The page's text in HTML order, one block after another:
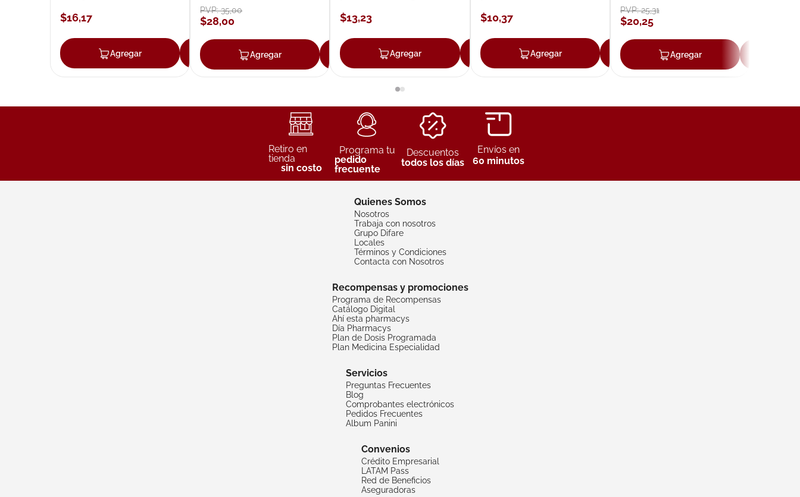
$16,17
Agregar Agregar
loción 59 ml
PVP:35,00
$28,00
Agregar Agregar
$13,23
Agregar Agregar
$10,37
Agregar Agregar
PVP:25,31
$20,25
Agregar
Retiro en
tienda
sin costo
Programa tu
pedido
frecuente
Descuentos
todos los días
Envíos en
60 minutos
Quienes Somos
Nosotros
Trabaja con nosotros
Grupo Difare
Locales
Términos y Condiciones
Contacta con Nosotros
Recompensas y promociones
Programa de Recompensas
Catálogo Digital
Ahí esta pharmacys
Día Pharmacys
Plan de Dosis Programada
Plan Medicina Especialidad
Servicios
Preguntas Frecuentes
Blog
Comprobantes electrónicos
Pedidos Frecuentes
Album Panini
Convenios
Crédito Empresarial
LATAM Pass
Red de Beneficios
Aseguradoras